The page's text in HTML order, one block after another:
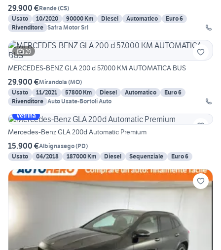
29.900 €Rende(CS)
Usato
10/2020 90000 Km Diesel Automatico
Euro 6
Rivenditore Safra Motor Srl
29
MERCEDES-BENZ GLA 200 d 57.000 KM AUTOMATICA BUS
29.900 €Mirandola (MO)
Usato
11/2021 57800 Km Diesel Automatico
Euro 6
Rivenditore Auto Usate-Bortoli Auto
Vetrina
Mercedes-Benz GLA 200d Automatic Premium
15.900 €Albignasego(PD)
Usato
04/2018 187000 Km Diesel Sequenziale Euro 6